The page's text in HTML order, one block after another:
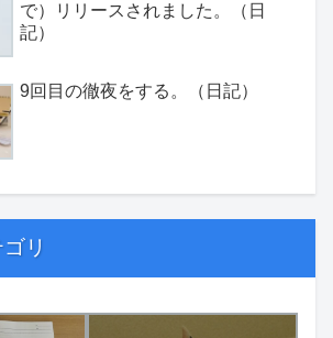
で）リリースされました。（日
記）
9回目の徹夜をする。（日記）
リ